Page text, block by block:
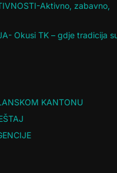
Aktivno, zabavno,
Okusi TK – gdje tradicija
KANTONU